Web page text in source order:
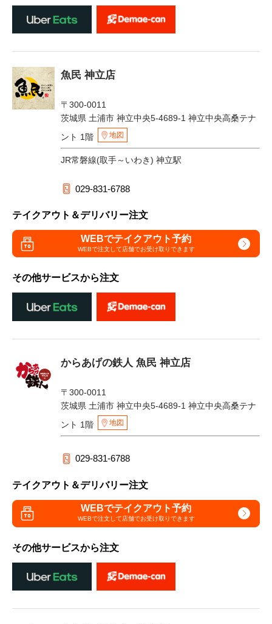
魚民 神立店
〒300-0011
茨城県 土浦市 神立中央5-4689-1 神立中央高桑テナ
ント 1階
地図
JR常磐線(取手～いわき) 神立駅
029-831-6788
テイクアウト＆デリバリー注文
WEBでテイクアウト予約
WEBで注文して店舗でお受け取りできます
その他サービスから注文
からあげの鉄人 魚民 神立店
〒300-0011
茨城県 土浦市 神立中央5-4689-1 神立中央高桑テナ
ント 1階
地図
029-831-6788
テイクアウト＆デリバリー注文
WEBでテイクアウト予約
WEBで注文して店舗でお受け取りできます
その他サービスから注文